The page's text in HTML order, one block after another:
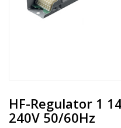
HF-Regulator 1
240V 50/60Hz